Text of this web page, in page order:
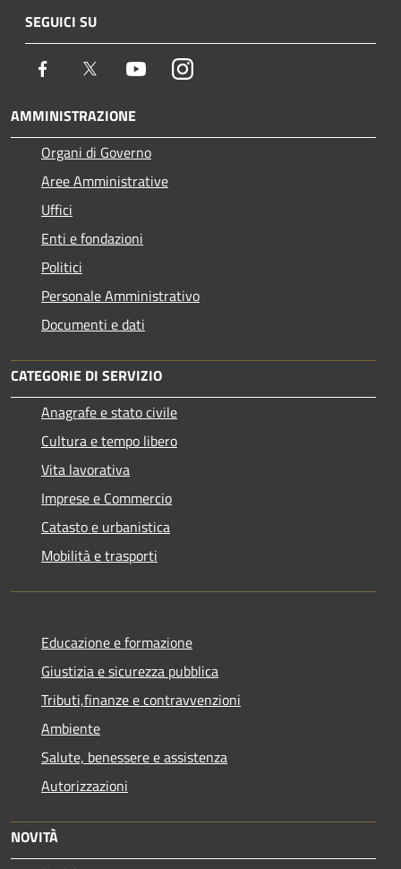
SEGUICI SU
Facebook Twitter YoutubeInstagram
AMMINISTRAZIONE
Organi di Governo
Aree Amministrative
Uffici
Enti e fondazioni
Politici
Personale Amministrativo
Documenti e dati
CATEGORIE DI SERVIZIO
Anagrafe e stato civile
Cultura e tempo libero
Vita lavorativa
Imprese e Commercio
Catasto e urbanistica
Mobilità e trasporti
Educazione e formazione
Giustizia e sicurezza pubblica
Tributi,finanze e contravvenzioni
Ambiente
Salute, benessere e assistenza
Autorizzazioni
NOVITÀ